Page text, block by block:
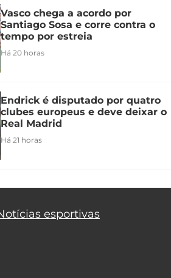
Vasco chega a acordo por
Santiago Sosa e corre contra o
tempo por estreia
Há 20 horas
Endrick é disputado por quatro
clubes europeus e deve deixar o
Real Madrid
Há 21 horas